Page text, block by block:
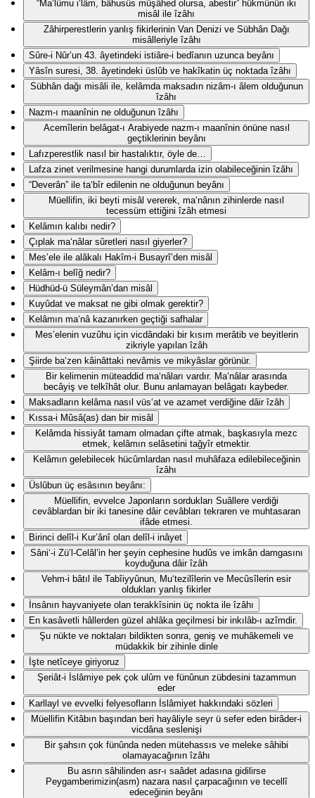
“Ma‘lûmu i‘lâm, bâhusûs müşâhed olursa, abestir” hükmünün iki
misâl ile îzâhı
Zâhirperestlerin yanlış fikirlerinin Van Denizi ve Sübhân Dağı
misâlleriyle îzâhı
Sûre-i Nûr’un 43. âyetindeki istiâre-i bedîanın uzunca beyânı
Yâsîn suresi, 38. âyetindeki üslûb ve hakîkatin üç noktada îzâhı
Sübhân dağı misâli ile, kelâmda maksadın nizâm-ı âlem olduğunun
îzâhı
Nazm-ı maanînin ne olduğunun îzâhı
Acemîlerin belâgat-ı Arabiyede nazm-ı maanînin önüne nasıl
geçtiklerinin beyânı
Lafızperestlik nasıl bir hastalıktır, öyle de…
Lafza zinet verilmesine hangi durumlarda izin olabileceğinin îzâhı
“Deverân” ile ta‘bîr edilenin ne olduğunun beyânı
Müellifin, iki beyti misâl vererek, ma‘nânın zihinlerde nasıl
tecessüm ettiğini îzâh etmesi
Kelâmın kalıbı nedir?
Çıplak ma‘nâlar sûretleri nasıl giyerler?
Mes’ele ile alâkalı Hakîm-i Busayrî’den misâl
Kelâm-ı belîğ nedir?
Hüdhüd-ü Süleymân’dan misâl
Kuyûdat ve maksat ne gibi olmak gerektir?
Kelâmın ma‘nâ kazanırken geçtiği safhalar
Mes’elenin vuzûhu için vicdândaki bir kısım merâtib ve beyitlerin
zikriyle yapılan îzâh
Şiirde ba‘zen kâinâttaki nevâmis ve mikyâslar görünür.
Bir kelimenin müteaddid ma‘nâları vardır. Ma‘nâlar arasında
becâyiş ve telkîhât olur. Bunu anlamayan belâgatı kaybeder.
Maksadların kelâma nasıl vüs‘at ve azamet verdiğine dâir îzâh
Kıssa-i Mûsâ(as) dan bir misâl
Kelâmda hissiyât tamam olmadan çifte atmak, başkasıyla mezc
etmek, kelâmın selâsetini tağyîr etmektir.
Kelâmın gelebilecek hücûmlardan nasıl muhâfaza edilebileceğinin
îzâhı
Üslûbun üç esâsının beyânı:
Müellifin, evvelce Japonların sordukları Suâllere verdiği
cevâblardan bir iki tanesine dâir cevâbları tekraren ve muhtasaran
ifâde etmesi.
Birinci delîl-i Kur’ânî olan delîl-i inâyet
Sâni‘-i Zü’l-Celâl’in her şeyin cephesine hudûs ve imkân damgasını
koyduğuna dâir îzâh
Vehm-i bâtıl ile Tabîiyyûnun, Mu‘tezilîlerin ve Mecûsîlerin esir
oldukları yanlış fikirler
İnsânın hayvaniyete olan terakkîsinin üç nokta ile îzâhı
En kasâvetli hâllerden güzel ahlâka geçilmesi bir inkılâb-ı azîmdir.
Şu nükte ve noktaları bildikten sonra, geniş ve muhâkemeli ve
müdakkik bir zihinle dinle
İşte netîceye giriyoruz
Şeriât-i İslâmiye pek çok ulûm ve fünûnun zübdesini tazammun
eder
Karllayl ve evvelki felyesofların İslâmiyet hakkındaki sözleri
Müellifin Kitâbın başından beri hayâliyle seyr ü sefer eden birâder-i
vicdâna seslenişi
Bir şahsın çok fünûnda neden mütehassıs ve meleke sâhibi
olamayacağının îzâhı
Bu asrın sâhilinden asr-ı saâdet adasına gidilirse
Peygamberimizin(asm) nazara nasıl çarpacağının ve tecellî
edeceğinin beyânı